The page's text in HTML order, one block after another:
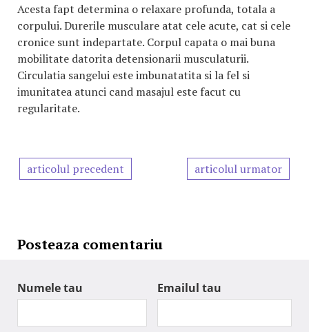
Acesta fapt determina o relaxare profunda, totala a
corpului. Durerile musculare atat cele acute, cat si cele
cronice sunt indepartate. Corpul capata o mai buna
mobilitate datorita detensionarii musculaturii.
Circulatia sangelui este imbunatatita si la fel si
imunitatea atunci cand masajul este facut cu
regularitate.
articolul precedent articolul urmator
Posteaza comentariu
Numele tau Emailul tau